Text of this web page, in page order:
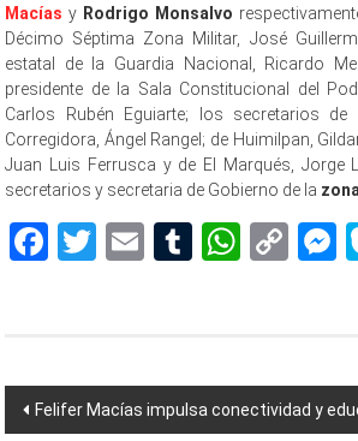
Macías y Rodrigo Monsalvo
Décimo Séptima Zona Militar, José
estatal de la Guardia Nacional, Ricardo
presidente de la Sala Constitucional del
Carlos Rubén Eguiarte; los secretarios de
Corregidora, Ángel Rangel; de Huimilpan,
Juan Luis Ferrusca y de El Marqués, Jorge
secretarios y secretaria de Gobierno de la
Facebook
Twitter
EmailTumblr
Navegación
Felifer Macías impulsa conectividad y